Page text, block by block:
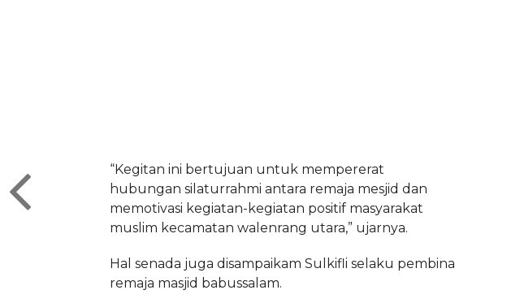
“Kegitan ini bertujuan untuk mempererat
hubungan silaturrahmi antara remaja mesjid dan
memotivasi kegiatan-kegiatan positif masyarakat
muslim kecamatan walenrang utara,” ujarnya.
Hal senada juga disampaikam Sulkifli selaku pembina
remaja masjid babussalam.